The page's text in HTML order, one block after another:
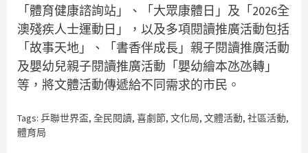
「體育健康諮詢站」、「大眾康體日」及「2026全
澳殘疾人士運動日」，以及多項閱讀推廣活動包括
「故事天地」、「書香伴成長」親子閱讀推廣活動
及嬰幼兒親子閱讀推廣活動「嬰幼繪本氹氹轉」
等，將文體活動傳遞給不同需求的市民。
Tags: 乒聯世界盃, 全民閱讀, 喜劇節, 文化局, 文體活動, 社區活動,
體育局